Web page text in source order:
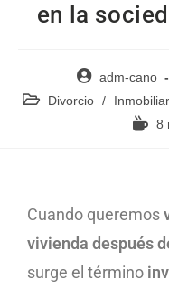
en la
adm-cano
Divorcio /
8
Cuando queremos
vivienda después
surge el término